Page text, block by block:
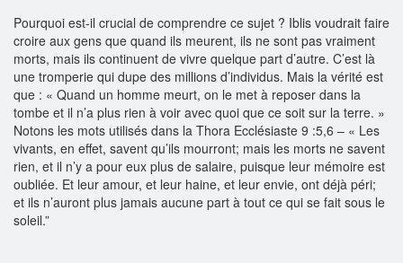
Pourquoi est-il crucial de comprendre ce sujet ? Iblis voudrait faire
croire aux gens que quand ils meurent, ils ne sont pas vraiment
morts, mais ils continuent de vivre quelque part d’autre. C’est là
une tromperie qui dupe des millions d’individus. Mais la vérité est
que : « Quand un homme meurt, on le met à reposer dans la
tombe et il n’a plus rien à voir avec quoi que ce soit sur la terre. »
Notons les mots utilisés dans la Thora Ecclésiaste 9 :5,6 – « Les
vivants, en effet, savent qu’ils mourront; mais les morts ne savent
rien, et il n’y a pour eux plus de salaire, puisque leur mémoire est
oubliée. Et leur amour, et leur haine, et leur envie, ont déjà péri;
et ils n’auront plus jamais aucune part à tout ce qui se fait sous le
soleil.”